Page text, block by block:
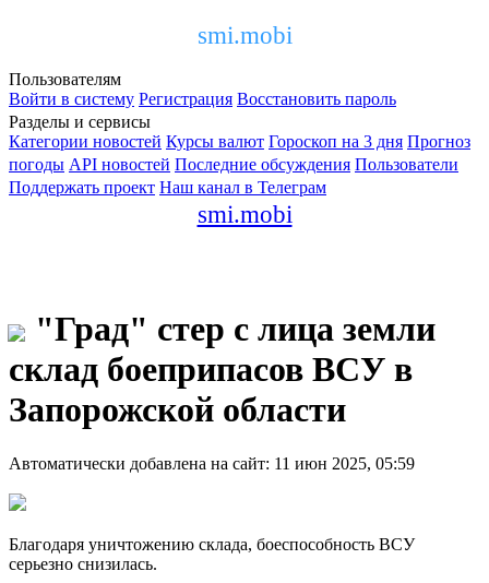
smi.mobi
Пользователям
Войти в систему Регистрация Восстановить пароль
Разделы и сервисы
Категории новостей Курсы валют Гороскоп на 3 дня Прогноз
погоды API новостей Последние обсуждения Пользователи
Поддержать проект Наш канал в Телеграм
smi.mobi
"Град" стер с лица земли
склад боеприпасов ВСУ в
Запорожской области
Автоматически добавлена на сайт: 11 июн 2025, 05:59
Благодаря уничтожению склада, боеспособность ВСУ
серьезно снизилась.